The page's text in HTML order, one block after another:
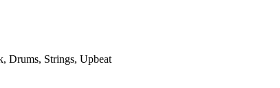
Drums, Strings, Upbeat